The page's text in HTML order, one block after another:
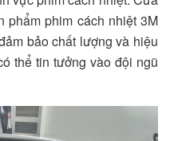
phẩm phim cách nhiệt 3M
bảo chất lượng và hiệu
thể tin tưởng vào đội ngũ